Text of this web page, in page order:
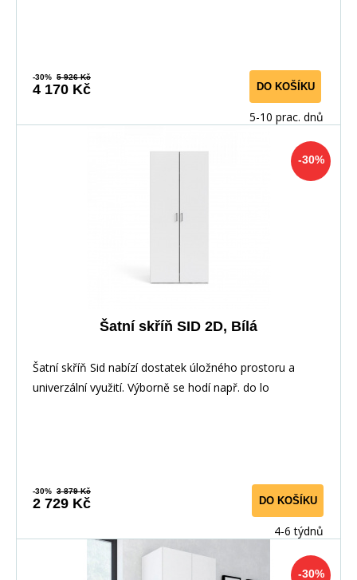
-30% 5 926 Kč
4 170 Kč DO KOŠÍKU
5-10 prac. dnů
-30%
Šatní skříň SID 2D, Bílá
Šatní skříň Sid nabízí dostatek úložného prostoru a
univerzální využití. Výborně se hodí např. do lo
-30% 3 879 Kč
2 729 Kč DO KOŠÍKU
4-6 týdnů
-30%